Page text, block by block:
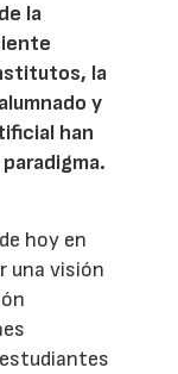
la
la
y
han
hoy en
una visión